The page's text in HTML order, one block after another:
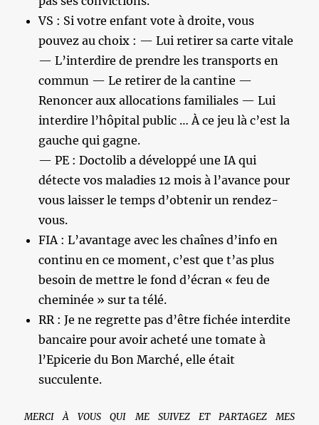
VS : Si votre enfant vote à droite, vous
pouvez au choix : — Lui retirer sa carte vitale
— L’interdire de prendre les transports en
commun — Le retirer de la cantine —
Renoncer aux allocations familiales — Lui
interdire l’hôpital public … À ce jeu là c’est la
gauche qui gagne.
— PE : Doctolib a développé une IA qui
détecte vos maladies 12 mois à l’avance pour
vous laisser le temps d’obtenir un rendez-
vous.
FIA : L’avantage avec les chaînes d’info en
continu en ce moment, c’est que t’as plus
besoin de mettre le fond d’écran « feu de
cheminée » sur ta télé.
RR : Je ne regrette pas d’être fichée interdite
bancaire pour avoir acheté une tomate à
l’Epicerie du Bon Marché, elle était
succulente.
MERCI À VOUS QUI ME SUIVEZ ET PARTAGEZ MES